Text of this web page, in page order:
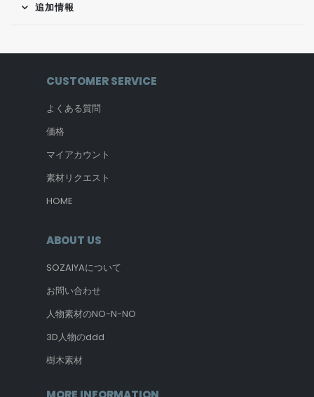
追加情報
CUSTOMER SERVICE
よくある質問
価格
マイアカウント
素材リクエスト
HOME
ABOUT US
SOZAIYAについて
お問い合わせ
人物素材のNO-N-NO
3D人物のddd
樹木素材